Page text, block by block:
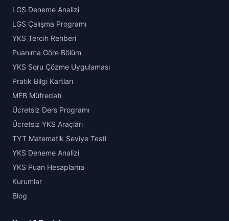
LGS Deneme Analizi
LGS Çalışma Programı
YKS Tercih Rehberi
Puanıma Göre Bölüm
YKS Soru Çözme Uygulaması
Pratik Bilgi Kartları
MEB Müfredatı
Ücretsiz Ders Programı
Ücretsiz YKS Araçları
TYT Matematik Seviye Testi
YKS Deneme Analizi
YKS Puan Hesaplama
Kurumlar
Blog